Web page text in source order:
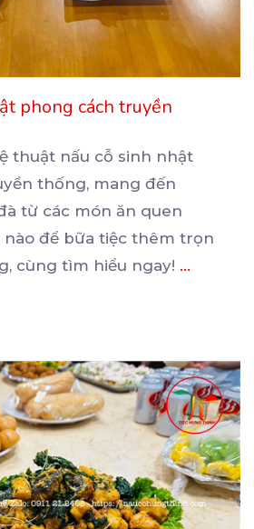
phong cách truyền
thuật nấu cỗ sinh nhật
thống, mang đến
từ các món ăn quen
để bữa tiệc thêm trọn
cùng tìm hiểu ngay! ...